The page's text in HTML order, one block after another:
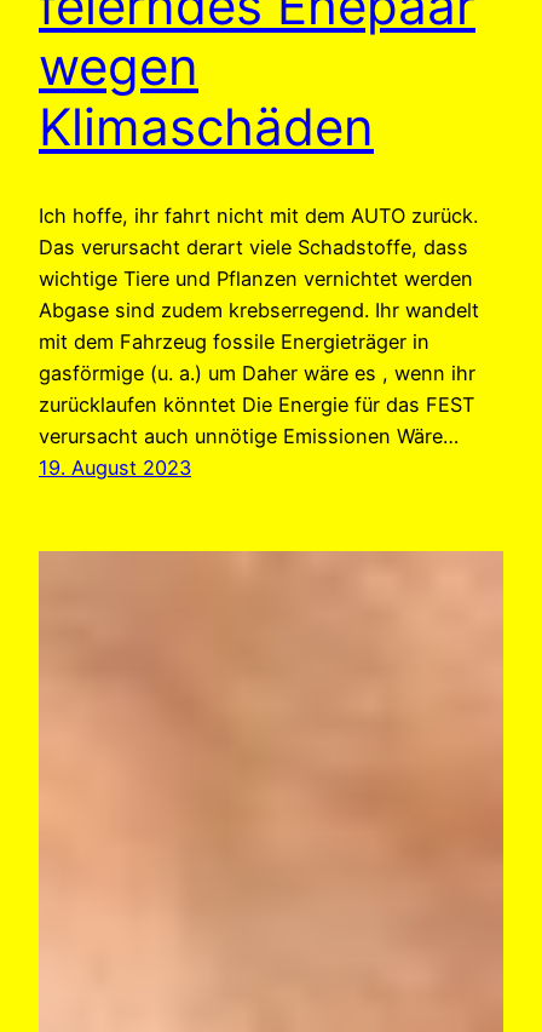
wegen
Klimaschäden
Ich hoffe, ihr fahrt nicht mit dem AUTO zurück.
Das verursacht derart viele Schadstoffe, dass
wichtige Tiere und Pflanzen vernichtet werden
Abgase sind zudem krebserregend. Ihr wandelt
mit dem Fahrzeug fossile Energieträger in
gasförmige (u. a.) um Daher wäre es , wenn ihr
zurücklaufen könntet Die Energie für das FEST
verursacht auch unnötige Emissionen Wäre…
19. August 2023